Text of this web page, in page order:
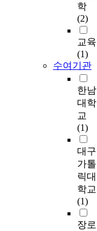
학
(2)
교육
(1)
수여기관
한남
대학
교
(1)
대구
가톨
릭대
학교
(1)
장로